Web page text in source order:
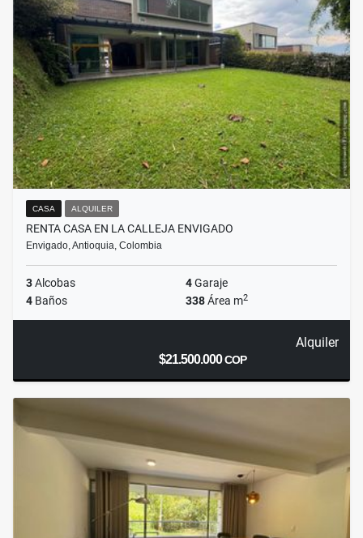
CASA ALQUILER
RENTA CASA EN LA CALLEJA ENVIGADO
Envigado, Antioquia, Colombia
3Alcobas 4Garaje
4 Baños 338Área m2
Alquiler
$21.500.000COP